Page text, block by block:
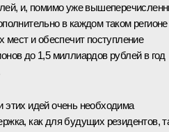
и, помимо уже
в каждом таком регионе
мест и обеспечит поступление
до 1,5 миллиардов рублей в год
идей очень необходима
как для будущих резидентов,